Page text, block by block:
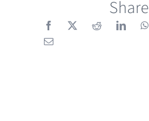
Share